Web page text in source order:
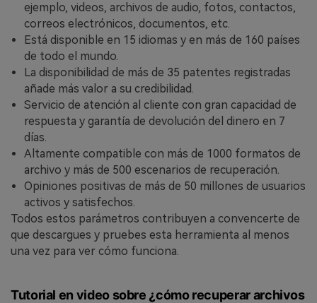
ejemplo, videos, archivos de audio, fotos, contactos,
correos electrónicos, documentos, etc.
Está disponible en 15 idiomas y en más de 160 países
de todo el mundo.
La disponibilidad de más de 35 patentes registradas
añade más valor a su credibilidad.
Servicio de atención al cliente con gran capacidad de
respuesta y garantía de devolución del dinero en 7
días.
Altamente compatible con más de 1000 formatos de
archivo y más de 500 escenarios de recuperación.
Opiniones positivas de más de 50 millones de usuarios
activos y satisfechos.
Todos estos parámetros contribuyen a convencerte de
que descargues y pruebes esta herramienta al menos
una vez para ver cómo funciona.
Tutorial en video sobre ¿cómo recuperar archivos